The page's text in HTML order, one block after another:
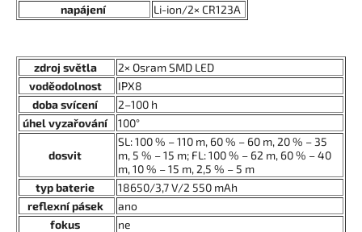
napájení
Li-ion/2× CR123A
zdroj světla
2× Osram SMD LED
voděodolnost
IPX8
doba svícení
2–100 h
úhel vyzařování
100°
dosvit
SL: 100 % – 110 m, 60 % – 60 m, 20 % – 35
m, 5 % – 15 m; FL: 100 % – 62 m, 60 % – 40
m, 10 % – 15 m, 2,5 % – 5 m
typ baterie
18650/3,7 V/2 550 mAh
reflexní pásek
ano
fokus
ne